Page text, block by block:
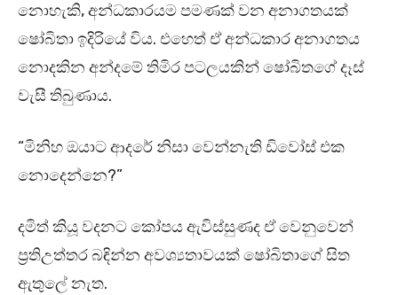
නොහැකි, අන්ධකාරයම පමණක් වන අනාගතයක්
ෂෝබිතා ඉදිරියේ විය. එහෙත් ඒ අන්ධකාර අනාගතය
නොදකින අන්දමේ තිමිර පටලයකින් ෂෝබිතගේ දෑස්
වැසී තිබුණාය.
“මිනිහ ඔයාට ආදරේ නිසා වෙන්නැති ඩිවෝස් එක
නොදෙන්නෙ?”
දමිත් කියූ වදනට කෝපය ඇවිස්සුණද ඒ වෙනුවෙන්
ප්‍රතිඋත්තර බඳින්න අවශ්‍යතාවයක් ෂෝබිතාගේ සිත
ඇතුලේ නැත.